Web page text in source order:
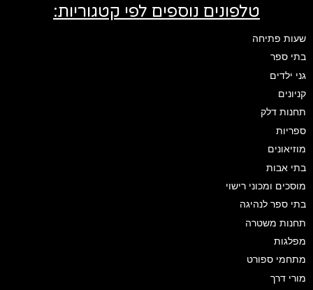
טלפונים נוספים לפי קטגוריות:
שעות פתיחה
בתי ספר
גני ילדים
קניונים
תחנות דלק
ספריות
מוזיאונים
בתי אבות
מוסכים ומכוני רישוי
בתי ספר לנהיגה
תחנות משטרה
מפלגות
מתחמי ספורט
מורי דרך